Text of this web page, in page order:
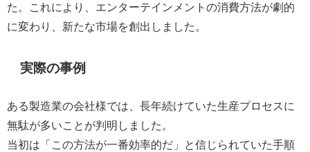
た。これにより、エンターテインメントの消費方法が劇的
に変わり、新たな市場を創出しました。
実際の事例
ある製造業の会社様では、長年続けていた生産プロセスに
無駄が多いことが判明しました。
当初は「この方法が一番効率的だ」と信じられていた手順